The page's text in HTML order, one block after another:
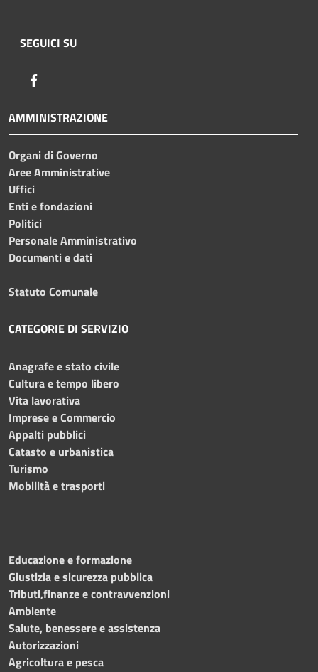
SEGUICI SU
AMMINISTRAZIONE
Organi di Governo
Aree Amministrative
Uffici
Enti e fondazioni
Politici
Personale Amministrativo
Documenti e dati
Statuto Comunale
CATEGORIE DI SERVIZIO
Anagrafe e stato civile
Cultura e tempo libero
Vita lavorativa
Imprese e Commercio
Appalti pubblici
Catasto e urbanistica
Turismo
Mobilità e trasporti
Educazione e formazione
Giustizia e sicurezza pubblica
Tributi,finanze e contravvenzioni
Ambiente
Salute, benessere e assistenza
Autorizzazioni
Agricoltura e pesca